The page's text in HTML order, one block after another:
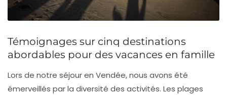
Témoignages sur cinq destinations
abordables pour des vacances en famille
Lors de notre séjour en Vendée, nous avons été
émerveillés par la diversité des activités. Les plages